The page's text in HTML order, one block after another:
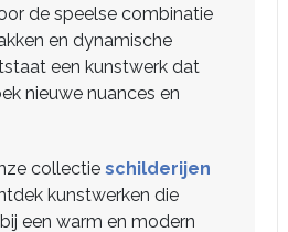
de speelse combinatie
en dynamische
een kunstwerk dat
nieuwe nuances en
collectie schilderijen
kunstwerken die
een warm en modern